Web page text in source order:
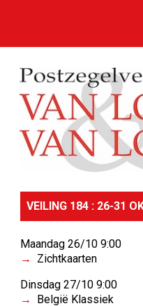
VEILING 184 : 26-31
Maandag 26/10 9:00
Zichtkaarten
Dinsdag 27/10 9:00
België Klassiek